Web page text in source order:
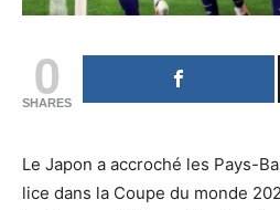
0
SHARES
Le Japon a accroché les Pays-
lice dans la Coupe du monde